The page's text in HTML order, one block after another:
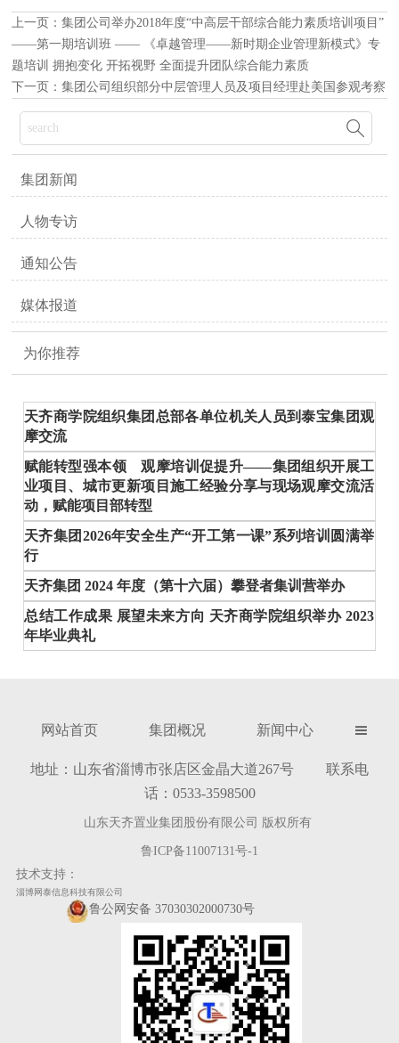
上一页：集团公司举办2018年度“中高层干部综合能力素质培训项目”
——第一期培训班 —— 《卓越管理——新时期企业管理新模式》专
题培训 拥抱变化 开拓视野 全面提升团队综合能力素质
下一页：集团公司组织部分中层管理人员及项目经理赴美国参观考察

集团新闻
人物专访
通知公告
媒体报道
为你推荐
天齐商学院组织集团总部各单位机关人员到泰宝集团观
摩交流
赋能转型强本领 观摩培训促提升——集团组织开展工
业项目、城市更新项目施工经验分享与现场观摩交流活
动，赋能项目部转型
天齐集团2026年安全生产“开工第一课”系列培训圆满举
行
天齐集团 2024 年度（第十六届）攀登者集训营举办
总结工作成果 展望未来方向 天齐商学院组织举办 2023
年毕业典礼
网站首页 集团概况 新闻中心 
地址：山东省淄博市张店区金晶大道267号 联系电
话：0533-3598500
山东天齐置业集团股份有限公司 版权所有
鲁ICP备11007131号-1
技术支持：
淄博网泰信息科技有限公司
鲁公网安备 37030302000730号